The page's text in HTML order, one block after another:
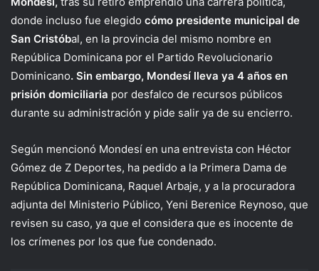
donde incluso fue elegido cómo presidente municipal de
San Cristóbal, en la provincia del mismo nombre en
República Dominicana por el Partido Revolucionario
Dominicano. Sin embargo, Mondesí lleva ya 4 años en
prisión domiciliaria por desfalco de recursos públicos
durante su administración y pide salir ya de su encierro.
Según mencionó Mondesí en una entrevista con Héctor
Gómez de Z Deportes, ha pedido a la Primera Dama de
República Dominicana, Raquel Arbaje, y a la procuradora
adjunta del Ministerio Público, Yeni Berenice Reynoso, que
revisen su caso, ya que el considera que es inocente de
los crímenes por los que fue condenado.